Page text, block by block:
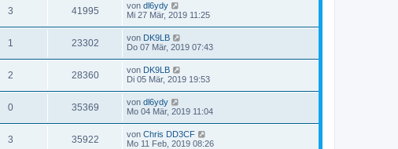
3 41995 von dl6ydy
Mi 27 Mär, 2019 11:25
1 23302 von DK9LB
Do 07 Mär, 2019 07:43
2 28360 von DK9LB
Di 05 Mär, 2019 19:53
0 35369 von dl6ydy
Mo 04 Mär, 2019 11:04
3 35922 von Chris DD3CF
Mo 11 Feb, 2019 08:26